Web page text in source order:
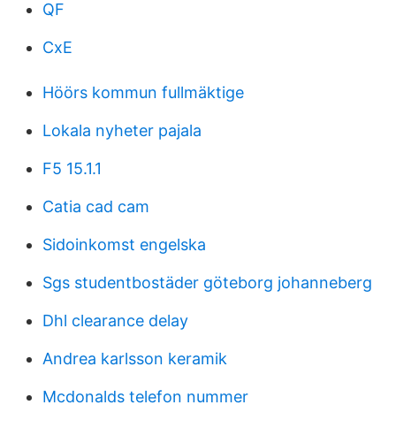
QF
CxE
Höörs kommun fullmäktige
Lokala nyheter pajala
F5 15.1.1
Catia cad cam
Sidoinkomst engelska
Sgs studentbostäder göteborg johanneberg
Dhl clearance delay
Andrea karlsson keramik
Mcdonalds telefon nummer